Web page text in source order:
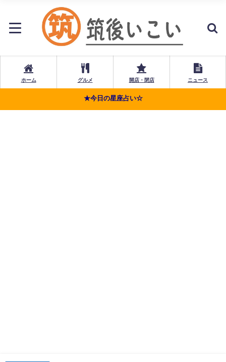
ホーム グルメ 開店・閉店 ニュース
★今日の星座占い☆